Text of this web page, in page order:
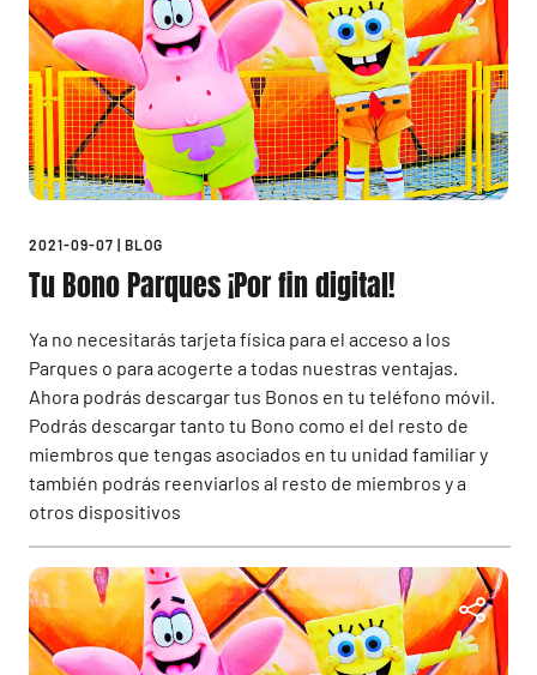
2021-09-07 BLOG
Tu Bono Parques ¡Por fin digital!
Ya no necesitarás tarjeta física para el acceso a los
Parques o para acogerte a todas nuestras ventajas.
Ahora podrás descargar tus Bonos en tu teléfono móvil.
Podrás descargar tanto tu Bono como el del resto de
miembros que tengas asociados en tu unidad familiar y
también podrás reenviarlos al resto de miembros y a
otros dispositivos